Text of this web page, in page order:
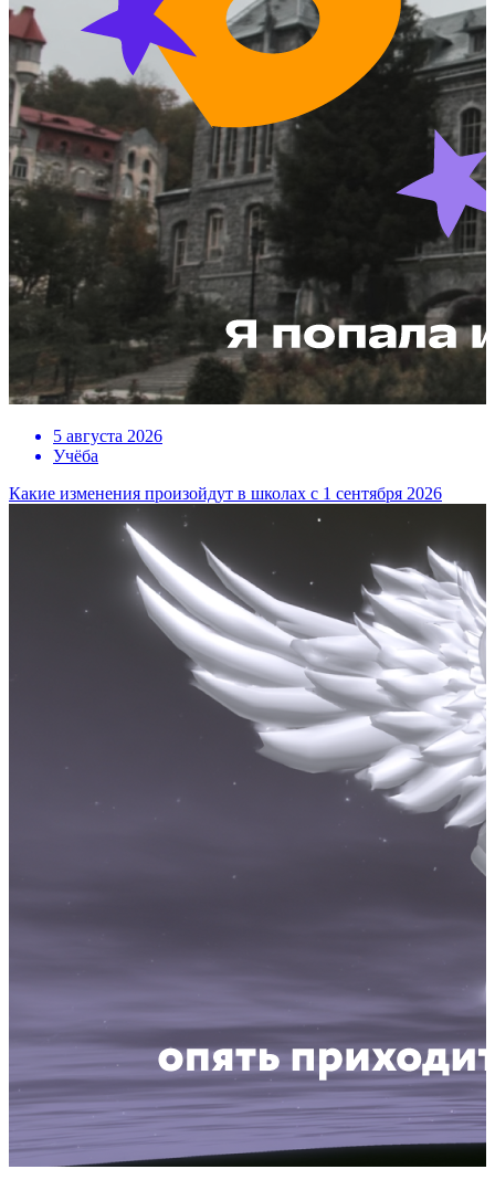
5 августа 2026
Учёба
Какие изменения произойдут в школах с 1 сентября 2026